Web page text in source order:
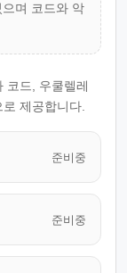
며 코드와 악
코드, 우쿨렐레
제공합니다.
준비중
준비중